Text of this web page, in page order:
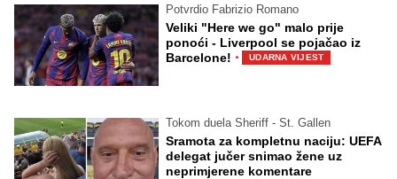
Potvrdio Fabrizio Romano
Veliki "Here we go" malo prije
ponoći - Liverpool se pojačao iz
Barcelone! · UDARNA VIJEST
Tokom duela Sheriff - St. Gallen
Sramota za kompletnu naciju: UEFA
delegat jučer snimao žene uz
neprimjerene komentare